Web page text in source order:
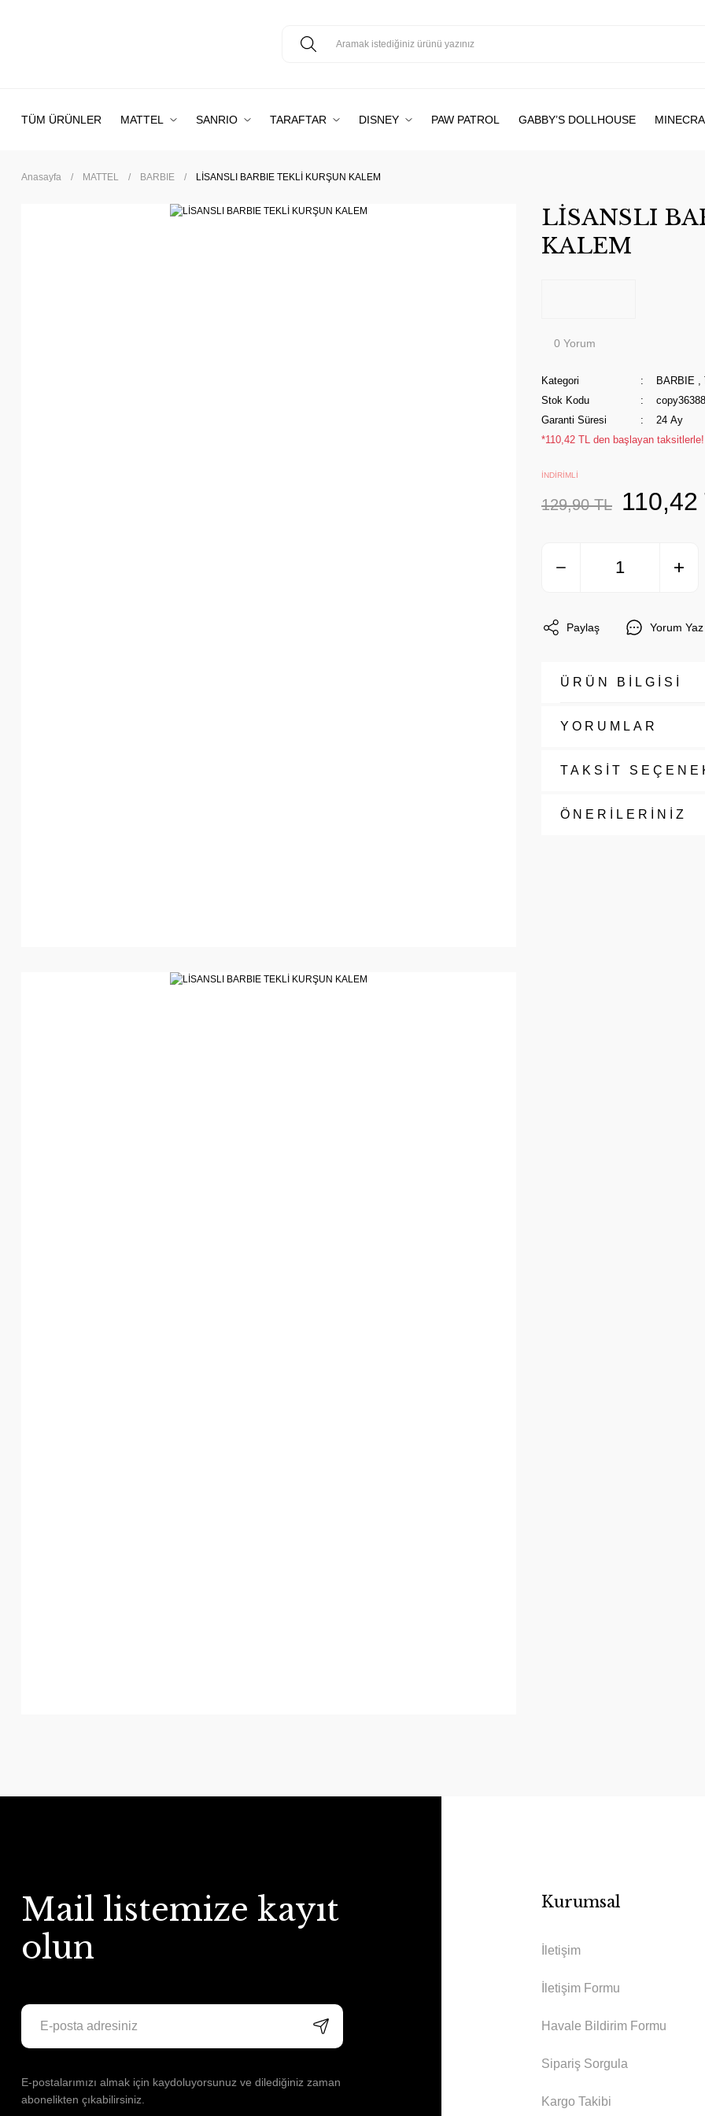
TÜM ÜRÜNLER MATTEL SANRIO TARAFTAR DISNEY PAW PATROL GABBY’S DOLLHOUSE
Anasayfa MATTEL BARBIE LİSANSLI BARBIE TEKLİ KURŞUN KALEM
LİSANSLI
KALEM
0 Yorum
Kategori BARBIE ,
Stok Kodu
Garanti Süresi
24 Ay
*110,42 TL den başlayan taksitlerle!
İNDİRİMLİ
129,90 TL 110,42
Paylaş Yorum Yaz
ÜRÜN BİLGİSİ
YORUMLAR
TAKSİT
ÖNERİLERİNİZ
Mail listemize kayıt
olun
E-postalarımızı almak için kaydoluyorsunuz ve dilediğiniz zaman
abonelikten çıkabilirsiniz.
Kurumsal
İletişim
İletişim Formu
Havale Bildirim Formu
Sipariş Sorgula
Kargo Takibi